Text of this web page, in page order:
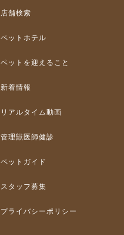
店舗検索
ペットホテル
ペットを迎えること
新着情報
リアルタイム動画
管理獣医師健診
ペットガイド
スタッフ募集
プライバシーポリシー